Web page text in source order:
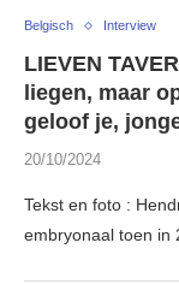
Belgisch Interview
LIEVEN
liegen, maar
geloof je,
20/10/2024
Tekst en foto :
embryonaal toen in